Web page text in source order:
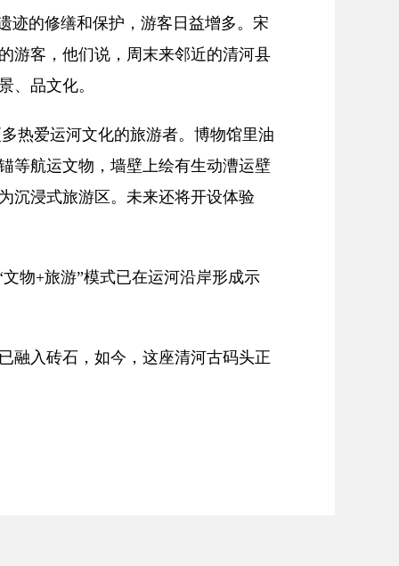
的修缮和保护，游客日益增多。宋
游客，他们说，周末来邻近的清河县
、品文化。
爱运河文化的旅游者。博物馆里油
等航运文物，墙壁上绘有生动漕运壁
沉浸式旅游区。未来还将开设体验
物+旅游”模式已在运河沿岸形成示
入砖石，如今，这座清河古码头正